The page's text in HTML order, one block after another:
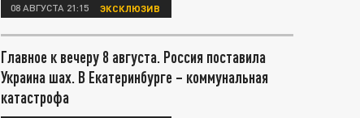
08 АВГУСТА 21:15 ЭКСКЛЮЗИВ
Главное к вечеру 8 августа. Россия поставила
Украина шах. В Екатеринбурге – коммунальная
катастрофа